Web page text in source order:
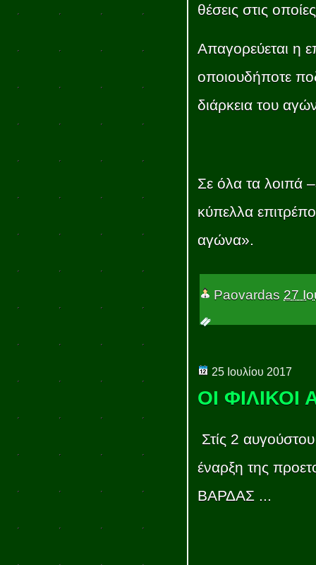
θέσεις στις
Απαγορεύεται η
οποιουδήποτε
διάρκεια του
Σε όλα τα λοιπά
κύπελλα
αγώνα».
Paovardas 27
25 Ιουλίου 2017
ΟΙ
Στίς 2
έναρξη της
ΒΑΡΔΑΣ ...